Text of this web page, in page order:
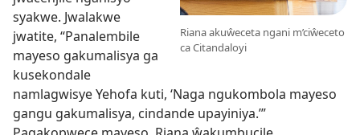
Riana akuŵeceta ngani m’ciŵeceto
ca Citandaloyi
syakwe. Jwalakwe
jwatite, “Panalembile
mayeso gakumalisya ga
kusekondale
namlagwisye Yehofa kuti, ‘Naga ngukombola mayeso
gangu gakumalisya, cindande upayiniya.’”